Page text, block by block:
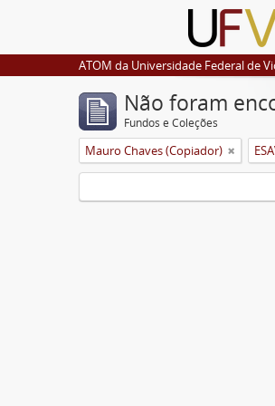
ATOM da Universidade Federal de
Não foram
Fundos e Coleções
Mauro Chaves (Copiador)